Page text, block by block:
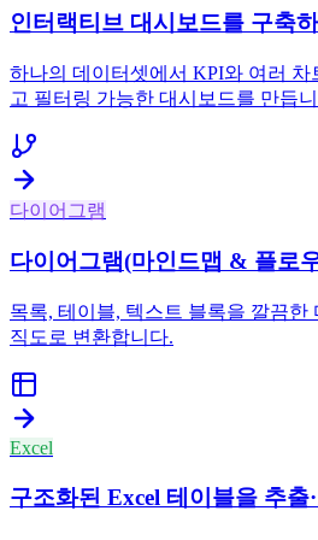
인터랙티브 대시보드를 구축
하나의 데이터셋에서 KPI와 여러
고 필터링 가능한 대시보드를 만듭
다이어그램
다이어그램(마인드맵 & 플로
목록, 테이블, 텍스트 블록을 깔끔한
직도로 변환합니다.
Excel
구조화된 Excel 테이블을 추출